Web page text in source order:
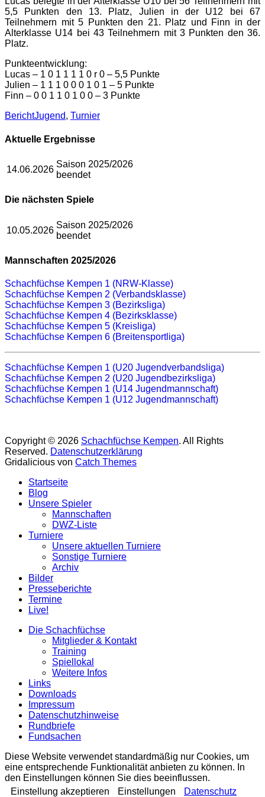
5,5 Punkten den 13. Platz, Julien in der U12 bei 67
Teilnehmern mit 5 Punkten den 21. Platz und Finn in der
Alterklasse U14 bei 43 Teilnehmern mit 3 Punkten den 36.
Platz.
Punkteentwicklung:
Lucas – 1 0 1 1 1 1 0 r 0 – 5,5 Punkte
Julien – 1 1 1 0 0 0 1 0 1 – 5 Punkte
Finn – 0 0 1 1 0 1 0 0 – 3 Punkte
Kategorien
BerichtSchlagworte
Jugend, Turnier
Aktuelle Ergebnisse
14.06.2026
Saison 2025/2026
beendet
Die nächsten Spiele
10.05.2026
Saison 2025/2026
beendet
Mannschaften 2025/2026
Schachfüchse Kempen 1 (NRW-Klasse)
Schachfüchse Kempen 2 (Verbandsklasse)
Schachfüchse Kempen 3 (Bezirksliga)
Schachfüchse Kempen 4 (Bezirksklasse)
Schachfüchse Kempen 5 (Kreisliga)
Schachfüchse Kempen 6 (Breitensportliga)
Schachfüchse Kempen 1 (U20 Jugendverbandsliga)
Schachfüchse Kempen 2 (U20 Jugendbezirksliga)
Schachfüchse Kempen 1 (U14 Jugendmannschaft)
Schachfüchse Kempen 1 (U12 Jugendmannschaft)
Copyright © 2026 Schachfüchse Kempen. All Rights
Reserved. Datenschutzerklärung
Gridalicious von Catch Themes
oben
scrollen
Startseite
Blog
Unsere Spieler
Mannschaften
DWZ-Liste
Turniere
Unsere aktuellen Turniere
Sonstige Turniere
Archiv
Bilder
Presseberichte
Termine
Live!
Die Schachfüchse
Mitglieder & Kontakt
Training
Spiellokal
Weitere Infos
Links
Downloads
Impressum
Datenschutzhinweise
Rundbriefe
Fundsachen
Diese Website verwendet standardmäßig nur Cookies, um
eine entsprechende Funktionalität anbieten zu können. In
den Einstellungen können Sie dies beeinflussen.
Einstellung akzeptieren
Einstellungen Datenschutz